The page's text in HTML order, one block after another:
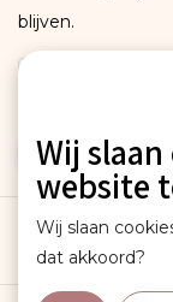
blijven.
ABONNEER
Wij
website
Wij slaan
dat akkoord?